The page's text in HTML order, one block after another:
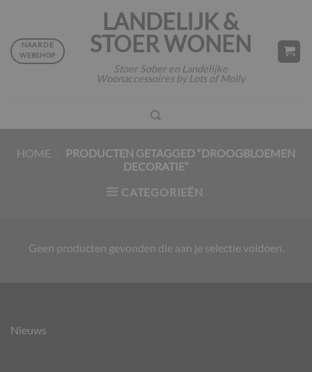
inhoud
LANDELIJK &
STOER WONEN
Stoer Sober en Landelijke
Woonaccessoires by Lots of Molly
NAAR DE
WEBSHOP
HOME
PRODUCTEN GETAGGED “DROOGBLOEMEN
DECORATIE”
CATEGORIEËN
Geen producten gevonden die aan je selectie voldoen.
Nieuws